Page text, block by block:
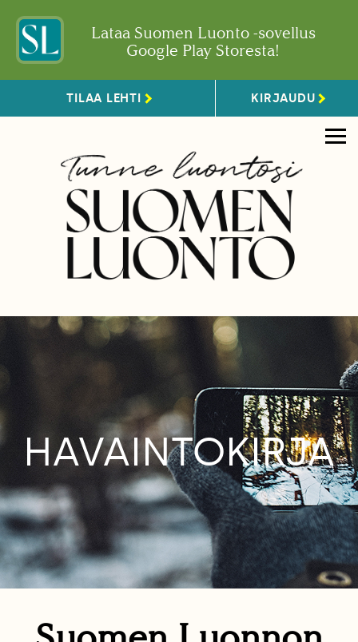
Lataa Suomen Luonto -sovellus
Google Play Storesta!
TILAA LEHTI KIRJAUDU
HAVAINTOKIRJA